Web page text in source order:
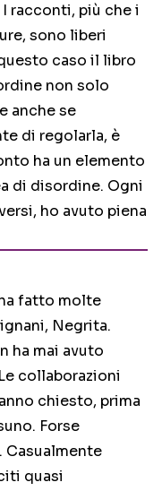
racconti, più che i
sono liberi
caso il libro
non solo
anche se
di regolarla, è
ha un elemento
di disordine. Ogni
ho avuto piena
fatto molte
Negrita.
ha mai avuto
collaborazioni
chiesto, prima
Forse
Casualmente
quasi